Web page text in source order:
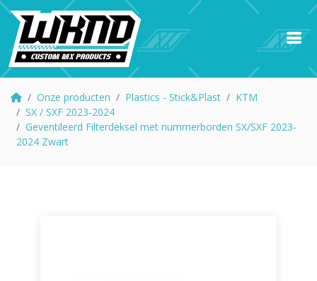
Onze producten Plastics - Stick&Plast
KTM
SX / SXF 2023-2024
Geventileerd Filterdeksel met nummerborden SX/SXF 2023-
2024 Zwart